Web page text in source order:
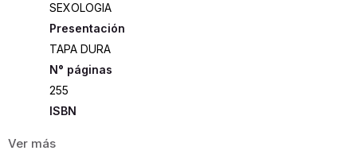
SEXOLOGIA
Presentación
TAPA DURA
255
ISBN
Editorial